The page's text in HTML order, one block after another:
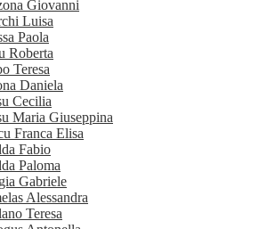
Giovanni
Luisa
Paola
Roberta
Teresa
Daniela
Cecilia
Maria Giuseppina
Franca Elisa
Fabio
Paloma
Gabriele
Alessandra
Teresa